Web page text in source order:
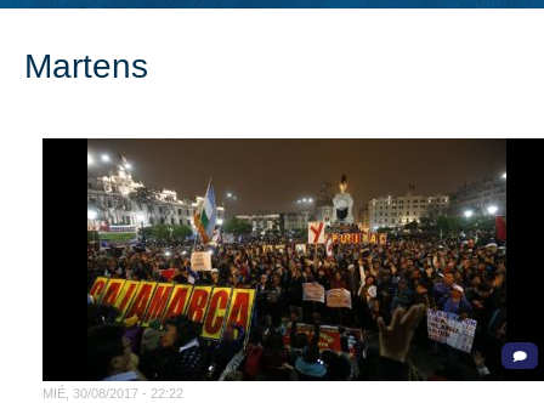
Martens
MIÉ, 30/08/2017 - 22:22